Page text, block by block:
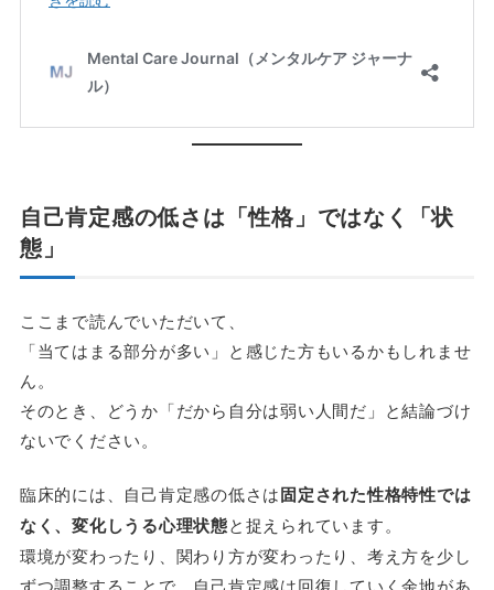
自己肯定感の低さは「性格」ではなく「状
態」
ここまで読んでいただいて、
「当てはまる部分が多い」と感じた方もいるかもしれませ
ん。
そのとき、どうか「だから自分は弱い人間だ」と結論づけ
ないでください。
臨床的には、自己肯定感の低さは固定された性格特性では
なく、変化しうる心理状態と捉えられています。
環境が変わったり、関わり方が変わったり、考え方を少し
ずつ調整することで、自己肯定感は回復していく余地があ